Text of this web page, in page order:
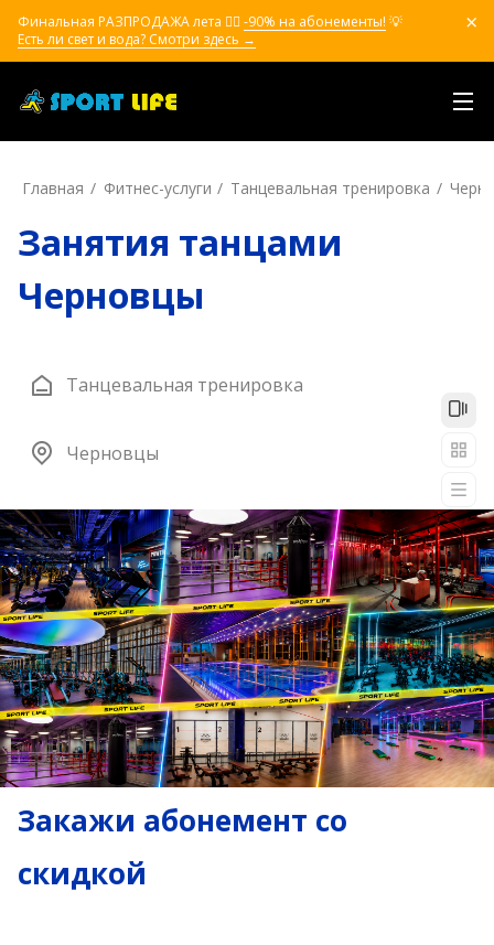
Финальная РАЗПРОДАЖА лета ❤️‍🔥 -90% на абонементы! 💡
Есть ли свет и вода? Смотри здесь →
Главная Фитнес-услуги Танцевальная тренировка
Занятия танцами
Черновцы
Танцевальная тренировка
Черновцы
Закажи абонемент со
скидкой